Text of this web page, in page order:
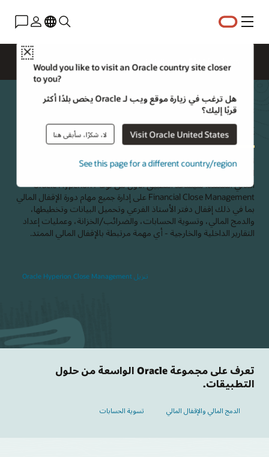
القائمة
Close
Would you like to visit an Oracle country site closer
to you?
هل ترغب في زيارة موقع ويب لـ Oracle يخص بلدًا أكثر
قربًا إليك؟
Visit Oracle United States لا، شكرًا، سأبقى هنا
See this page for a different country/region
تنزيل Oracle Hyperion Close Management
Hyperion Financial Close
Management
المركزية المستندة إلى الويب لأنشطة إغلاق نهاية الفترة عبر دورة الإغلاق
المالي الممتدة. سيساعد التطبيق الأول من نوعه، Oracle Hyperion
Financial Close Management على إدارة جميع مهام دورة الإقفال المالي
بما في ذلك إقفال دفتر الأستاذ الفرعي وتحميل البيانات وتخطيطها،
والدمج المالي، وتسوية الحسابات، والضرائب/الخزانة، وعمليات إعداد
التقارير الداخلية والخارجية - أي مهمة مرتبطة بالإقفال المالي الممتد.
تعرف على مجموعة Oracle الواسعة من حلول
التطبيقات.
الدمج المالي والإقفال المالي تسوية الحسابات